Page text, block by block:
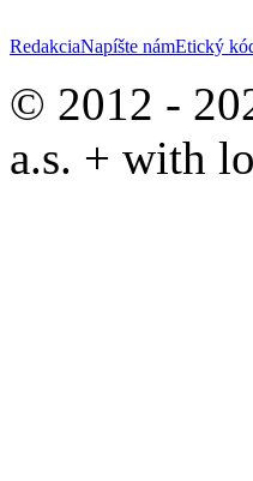
RedakciaNapíšte námEtický
© 2012 -
a.s. + with